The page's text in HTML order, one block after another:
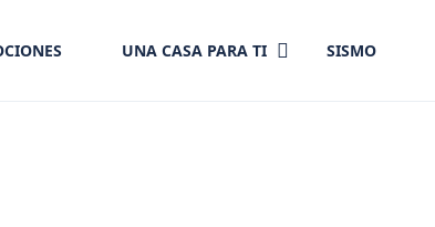
UNA CASA PARA TI SISMO